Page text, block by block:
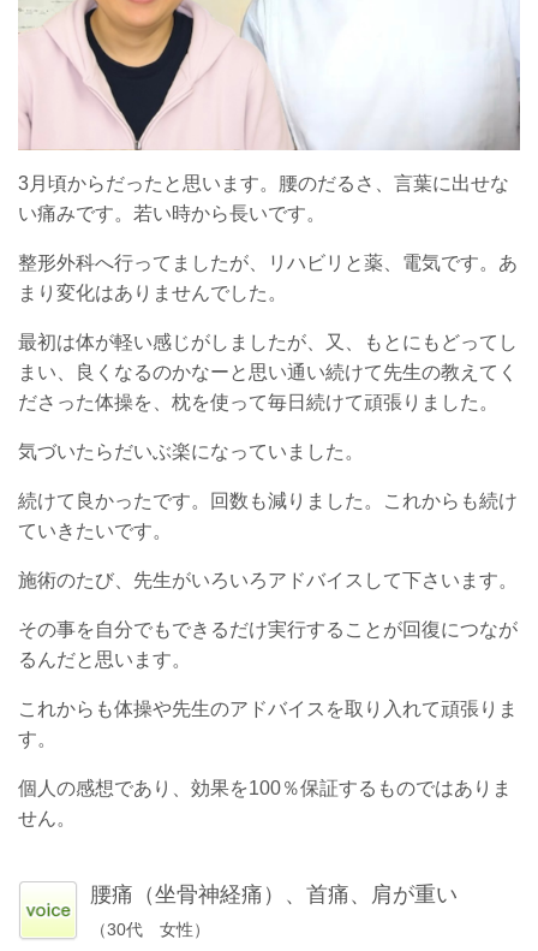
3月頃からだったと思います。腰のだるさ、言葉に出せな
い痛みです。若い時から長いです。
整形外科へ行ってましたが、リハビリと薬、電気です。あ
まり変化はありませんでした。
最初は体が軽い感じがしましたが、又、もとにもどってし
まい、良くなるのかなーと思い通い続けて先生の教えてく
ださった体操を、枕を使って毎日続けて頑張りました。
気づいたらだいぶ楽になっていました。
続けて良かったです。回数も減りました。これからも続け
ていきたいです。
施術のたび、先生がいろいろアドバイスして下さいます。
その事を自分でもできるだけ実行することが回復につなが
るんだと思います。
これからも体操や先生のアドバイスを取り入れて頑張りま
す。
個人の感想であり、効果を100％保証するものではありま
せん。
腰痛（坐骨神経痛）、首痛、肩が重い
（30代 女性）